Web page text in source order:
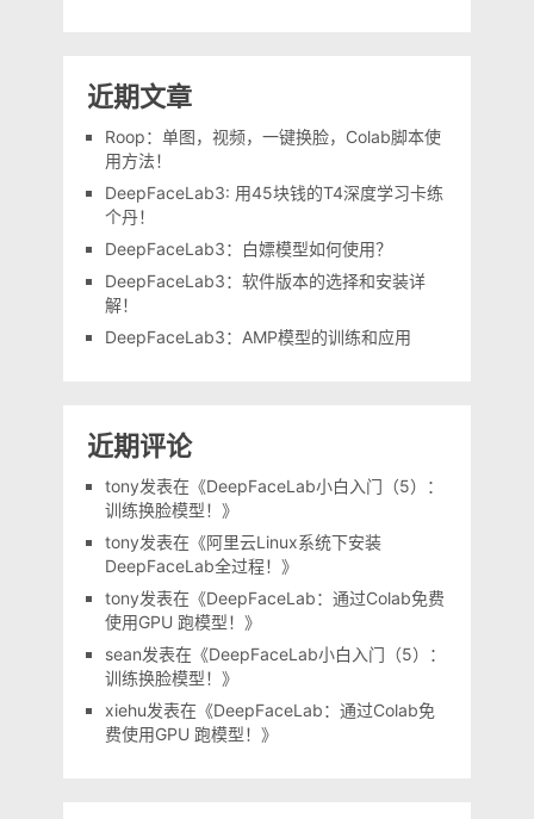
近期文章
Roop：单图，视频，一键换脸，Colab脚本使
用方法！
DeepFaceLab3: 用45块钱的T4深度学习卡练
个丹！
DeepFaceLab3：白嫖模型如何使用？
DeepFaceLab3：软件版本的选择和安装详
解！
DeepFaceLab3：AMP模型的训练和应用
近期评论
tony发表在《DeepFaceLab小白入门（5）：
训练换脸模型！ 》
tony发表在《阿里云Linux系统下安装
DeepFaceLab全过程！ 》
tony发表在《DeepFaceLab：通过Colab免费
使用GPU 跑模型！ 》
sean发表在《DeepFaceLab小白入门（5）：
训练换脸模型！ 》
xiehu发表在《DeepFaceLab：通过Colab免
费使用GPU 跑模型！ 》